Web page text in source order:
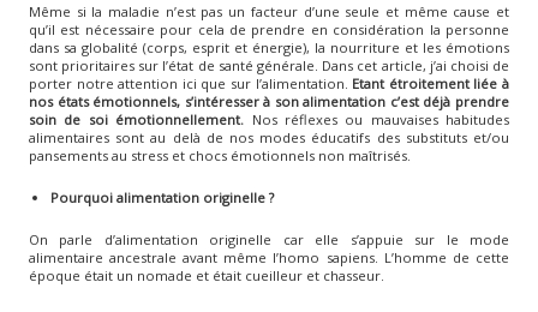
Même si la maladie n’est pas un facteur d’une seule et même cause et
qu’il est nécessaire pour cela de prendre en considération la personne
dans sa globalité (corps, esprit et énergie), la nourriture et les émotions
sont prioritaires sur l’état de santé générale. Dans cet article, j’ai choisi de
porter notre attention ici que sur l’alimentation. Etant étroitement liée à
nos états émotionnels, s’intéresser à son alimentation c’est déjà prendre
soin de soi émotionnellement. Nos réflexes ou mauvaises habitudes
alimentaires sont au delà de nos modes éducatifs des substituts et/ou
pansements au stress et chocs émotionnels non maîtrisés.
Pourquoi alimentation originelle ?
On parle d’alimentation originelle car elle s’appuie sur le mode
alimentaire ancestrale avant même l’homo sapiens. L’homme de cette
époque était un nomade et était cueilleur et chasseur.